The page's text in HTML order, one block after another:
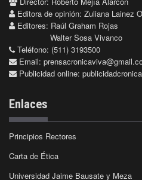
Editora de opinión: Zuliana Lainez
Editores: Raúl Graham Rojas
Walter Sosa Vivanco
Teléfono: (511) 3193500
Email:
Publicidad online:
Enlaces
Principios Rectores
Carta de Ética
Universidad Jaime Bausate y Meza